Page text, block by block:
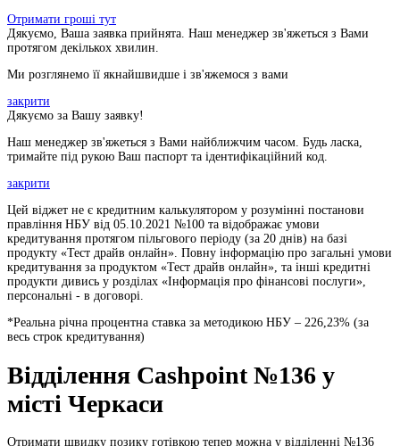
Отримати гроші тут
Дякуємо, Ваша заявка прийнята. Наш менеджер зв'яжеться з Вами
протягом декількох хвилин.
Ми розглянемо її якнайшвидше і зв'яжемося з вами
закрити
Дякуємо за Вашу заявку!
Наш менеджер зв'яжеться з Вами найближчим часом. Будь ласка,
тримайте під рукою Ваш паспорт та ідентифікаційний код.
закрити
Цей віджет не є кредитним калькулятором у розумінні постанови
правління НБУ від 05.10.2021 №100 та відображає умови
кредитування протягом пільгового періоду (за 20 днів) на базі
продукту «Тест драйв онлайн». Повну інформацію про загальні умови
кредитування за продуктом «Тест драйв онлайн», та інші кредитні
продукти дивись у розділах «Інформація про фінансові послуги»,
персональні - в договорі.
*Реальна річна процентна ставка за методикою НБУ – 226,23% (за
весь строк кредитування)
Відділення Cashpoint №136 у
місті Черкаси
Отримати швидку позику готівкою тепер можна у відділенні №136